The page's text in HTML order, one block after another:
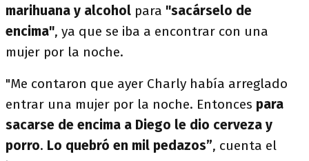
marihuana y alcohol para "sacárselo de
encima", ya que se iba a encontrar con una
mujer por la noche.
"Me contaron que ayer Charly había arreglado
entrar una mujer por la noche. Entonces para
sacarse de encima a Diego le dio cerveza y
porro. Lo quebró en mil pedazos”, cuenta el